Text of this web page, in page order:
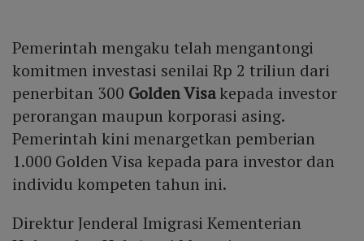
Pemerintah mengaku telah mengantongi
komitmen investasi senilai Rp 2 triliun dari
penerbitan 300 Golden Visakepada investor
perorangan maupun korporasi asing.
Pemerintah kini menargetkan pemberian
1.000 Golden Visa kepada para investor dan
individu kompeten tahun ini.
Direktur Jenderal Imigrasi Kementerian